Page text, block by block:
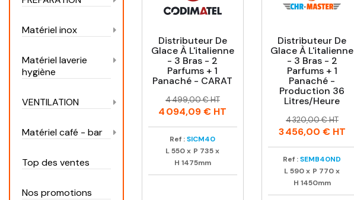
Matériel inox
Matériel laverie
hygiène
VENTILATION
Matériel café - bar
Top des ventes
Nos promotions
Distributeur De
Glace À L'italienne
- 3 Bras - 2
Parfums + 1
Panaché - CARAT
Prix
Prix
habituel
4 499,00 € HT
4 094,09 € HT
Ref : SICM40
L 550 x P 735 x
H 1475mm
Distributeur De
Glace À L'italienne
- 3 Bras - 2
Parfums + 1
Panaché -
Production 36
Litres/heure
Prix
Prix
habituel
4 320,00 € HT
3 456,00 €HT
Ref : SEMB40ND
L 590 x P 770 x
H 1450mm